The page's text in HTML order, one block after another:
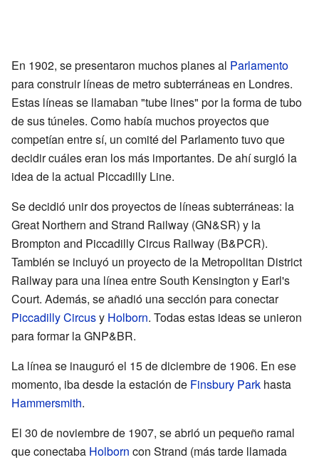
En 1902, se presentaron muchos planes al Parlamento
para construir líneas de metro subterráneas en Londres.
Estas líneas se llamaban "tube lines" por la forma de tubo
de sus túneles. Como había muchos proyectos que
competían entre sí, un comité del Parlamento tuvo que
decidir cuáles eran los más importantes. De ahí surgió la
idea de la actual Piccadilly Line.
Se decidió unir dos proyectos de líneas subterráneas: la
Great Northern and Strand Railway (GN&SR) y la
Brompton and Piccadilly Circus Railway (B&PCR).
También se incluyó un proyecto de la Metropolitan District
Railway para una línea entre South Kensington y Earl's
Court. Además, se añadió una sección para conectar
Piccadilly Circusy Holborn. Todas estas ideas se unieron
para formar la GNP&BR.
La línea se inauguró el 15 de diciembre de 1906. En ese
momento, iba desde la estación de Finsbury Park hasta
Hammersmith.
El 30 de noviembre de 1907, se abrió un pequeño ramal
que conectaba Holborn con Strand (más tarde llamada